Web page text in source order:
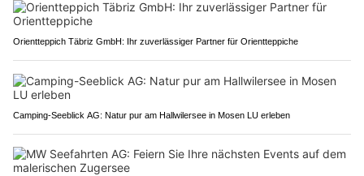
Orientteppich Täbriz GmbH: Ihr zuverlässiger Partner für Orientteppiche
Camping-Seeblick AG: Natur pur am Hallwilersee in Mosen LU erleben